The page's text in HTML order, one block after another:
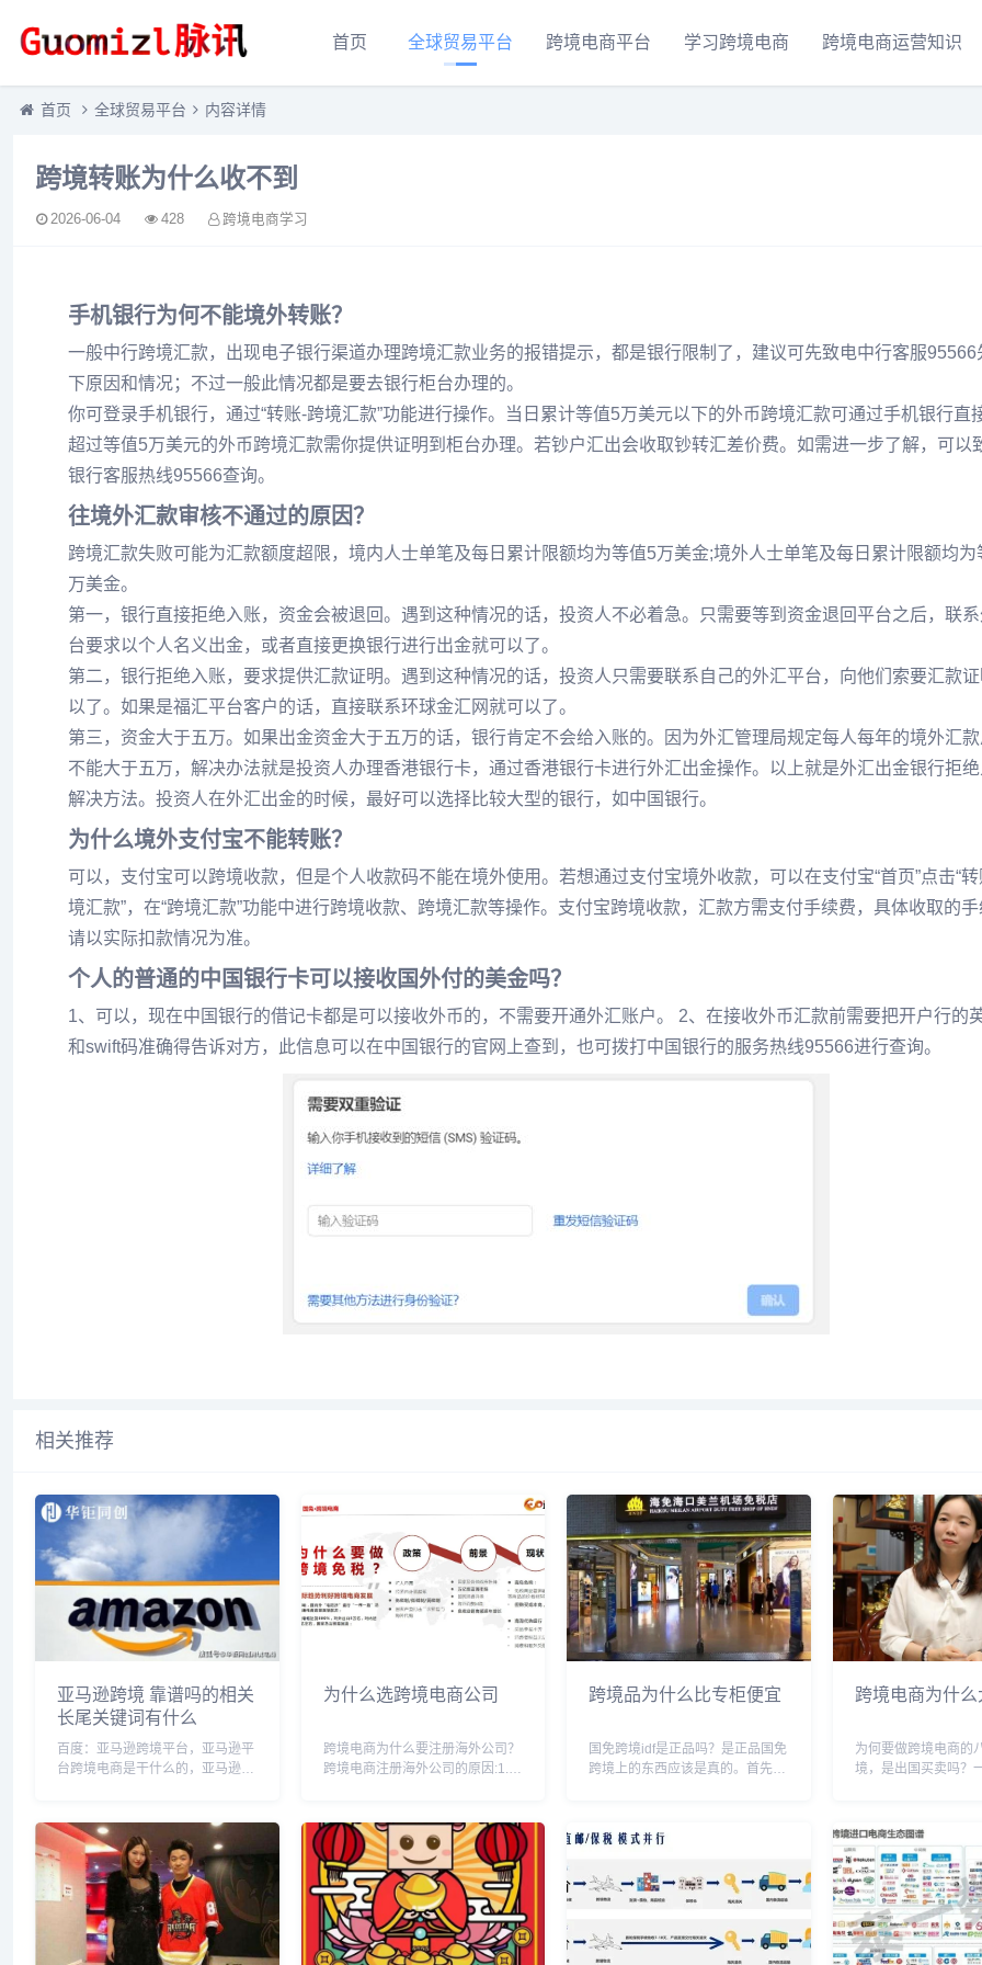
首页 全球贸易平台 跨境电商平台 学习跨境电商 跨境电商运营知识
首页 全球贸易平台 内容详情
跨境转账为什么收不到
2026-06-04 428 跨境电商学习
手机银行为何不能境外转账？
一般中行跨境汇款，出现电子银行渠道办理跨境汇款业务的报错提示，都是银行限制了，建议可先致电中行客服95566
下原因和情况；不过一般此情况都是要去银行柜台办理的。
你可登录手机银行，通过“转账-跨境汇款”功能进行操作。当日累计等值5万美元以下的外币跨境汇款可通过手机银行直
超过等值5万美元的外币跨境汇款需你提供证明到柜台办理。若钞户汇出会收取钞转汇差价费。如需进一步了解，可以
银行客服热线95566查询。
往境外汇款审核不通过的原因？
跨境汇款失败可能为汇款额度超限，境内人士单笔及每日累计限额均为等值5万美金;境外人士单笔及每日累计限额均为
万美金。
第一，银行直接拒绝入账，资金会被退回。遇到这种情况的话，投资人不必着急。只需要等到资金退回平台之后，联
台要求以个人名义出金，或者直接更换银行进行出金就可以了。
第二，银行拒绝入账，要求提供汇款证明。遇到这种情况的话，投资人只需要联系自己的外汇平台，向他们索要汇款
以了。如果是福汇平台客户的话，直接联系环球金汇网就可以了。
第三，资金大于五万。如果出金资金大于五万的话，银行肯定不会给入账的。因为外汇管理局规定每人每年的境外汇
不能大于五万，解决办法就是投资人办理香港银行卡，通过香港银行卡进行外汇出金操作。以上就是外汇出金银行拒
解决方法。投资人在外汇出金的时候，最好可以选择比较大型的银行，如中国银行。
为什么境外支付宝不能转账？
可以，支付宝可以跨境收款，但是个人收款码不能在境外使用。若想通过支付宝境外收款，可以在支付宝“首页”点击“
境汇款”，在“跨境汇款”功能中进行跨境收款、跨境汇款等操作。支付宝跨境收款，汇款方需支付手续费，具体收取的
请以实际扣款情况为准。
个人的普通的中国银行卡可以接收国外付的美金吗？
1、可以，现在中国银行的借记卡都是可以接收外币的，不需要开通外汇账户。 2、在接收外币汇款前需要把开户行的
和swift码准确得告诉对方，此信息可以在中国银行的官网上查到，也可拨打中国银行的服务热线95566进行查询。
相关推荐
亚马逊跨境 靠谱吗的相关
长尾关键词有什么
百度：亚马逊跨境平台，亚马逊平
台跨境电商是干什么的，亚马逊跨
关吗，亚马逊平台跨境合规吗，亚
马逊跨境货源，亚马逊跨境电商入
门完整教程，亚马逊跨...
为什么选跨境电商公司
跨境电商为什么要注册海外公司？
跨境电商注册海外公司的原因:1.包
者在当地国家注册商标,包装产品
打造,并提高产品的附加值,同时有
助于提高企业的...
跨境品为什么比专柜便宜
国免跨境idf是正品吗？是正品国免
跨境上的东西应该是真的。首先根
电商，和免税店是没有任何关系的
跨境电商为什
为何要做跨境电商的
境，是出国买卖吗？
会体会自己所降临的
秀，六努力创造美好
自己，身体心理双重